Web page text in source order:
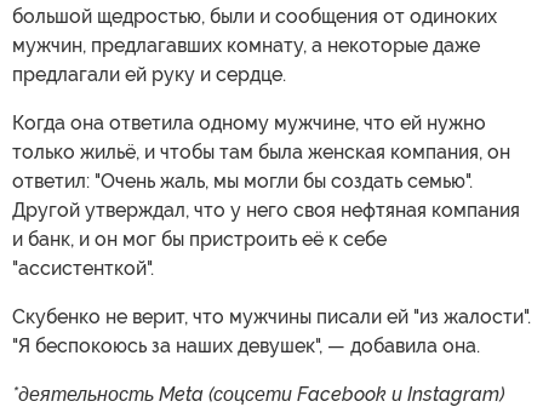
большой щедростью, были и сообщения от одиноких
мужчин, предлагавших комнату, а некоторые даже
предлагали ей руку и сердце.
Когда она ответила одному мужчине, что ей нужно
только жильё, и чтобы там была женская компания, он
ответил: "Очень жаль, мы могли бы создать семью".
Другой утверждал, что у него своя нефтяная компания
и банк, и он мог бы пристроить её к себе
"ассистенткой".
Скубенко не верит, что мужчины писали ей "из жалости".
"Я беспокоюсь за наших девушек", — добавила она.
*деятельность Meta (соцсети Facebook и Instagram)